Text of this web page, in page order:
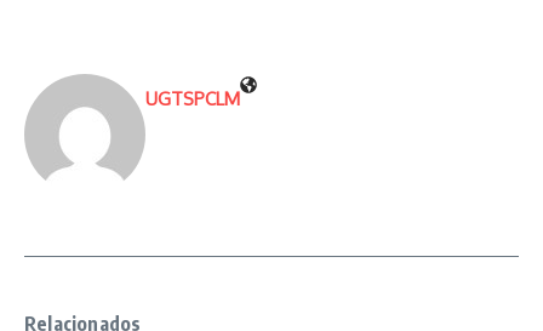
UGTSPCLM
Relacionados